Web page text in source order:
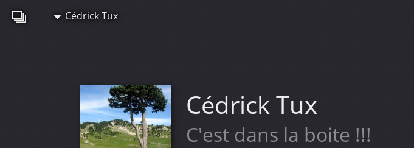
Cédrick Tux
Cédrick Tux
C'est dans la boite !!!